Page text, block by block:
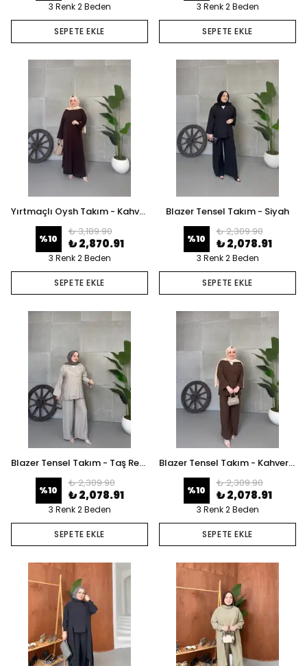
3 Renk 2 Beden
SEPETE EKLE
3 Renk 2 Beden
SEPETE EKLE
Yırtmaçlı Oysh Takım - Kahverengi
%10
₺ 3,189.90
₺ 2,870.91
3 Renk 2 Beden
SEPETE EKLE
Blazer Tensel Takım - Siyah
%10
₺ 2,309.90
₺ 2,078.91
3 Renk 2 Beden
SEPETE EKLE
Blazer Tensel Takım - Taş Rengi
%10
₺ 2,309.90
₺ 2,078.91
3 Renk 2 Beden
SEPETE EKLE
Blazer Tensel Takım - Kahverengi
%10
₺ 2,309.90
₺ 2,078.91
3 Renk 2 Beden
SEPETE EKLE